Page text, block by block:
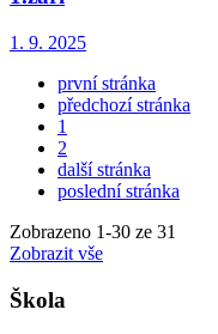
1. 9. 2025
první stránka
předchozí stránka
1
2
další stránka
poslední stránka
Zobrazeno 1-30 ze 31
Zobrazit vše
Škola